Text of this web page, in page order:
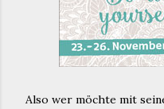
Also wer möchte mit